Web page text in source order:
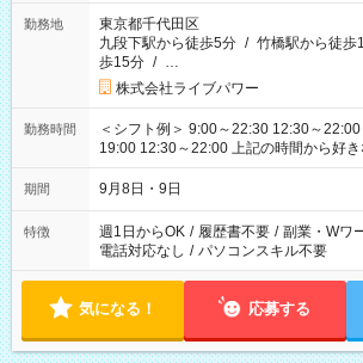
勤務地
東京都千代田区
九段下駅から徒歩5分 / 竹橋駅から徒歩
歩15分 / …
株式会社ライブパワー
勤務時間
＜シフト例＞ 9:00～22:30 12:30～
19:00 12:30～22:00 上記の時間から好きな時間を選べます！ ※
時間は変更となる可能性があります
期間 9月8日・9日
特徴 週1日からOK / 履歴書不要 / 副業・Wワ
電話対応なし / パソコンスキル不要
気になる！ 応募する